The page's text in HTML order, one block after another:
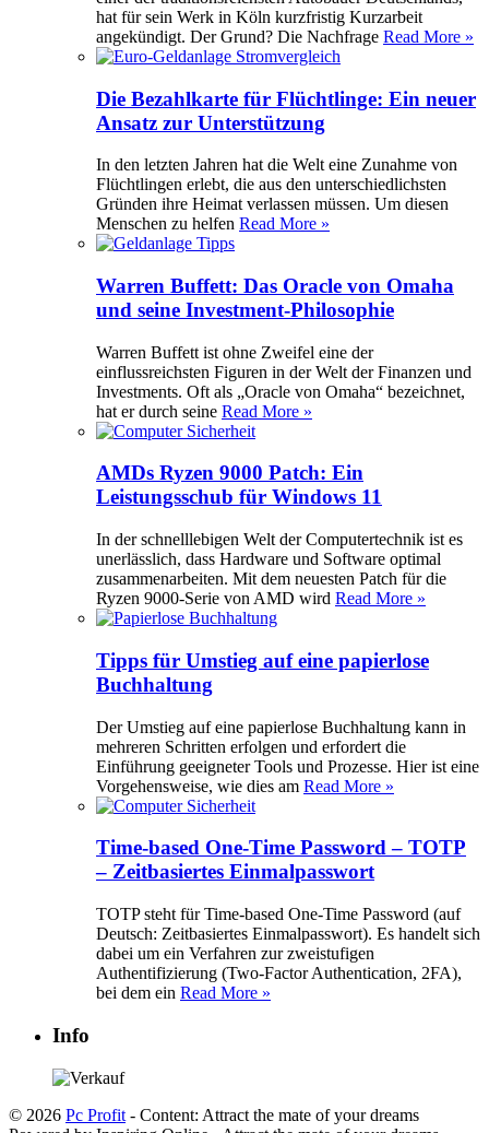
hat für sein Werk in Köln kurzfristig Kurzarbeit
angekündigt. Der Grund? Die Nachfrage Read More »
Die Bezahlkarte für Flüchtlinge: Ein neuer
Ansatz zur Unterstützung
In den letzten Jahren hat die Welt eine Zunahme von
Flüchtlingen erlebt, die aus den unterschiedlichsten
Gründen ihre Heimat verlassen müssen. Um diesen
Menschen zu helfen Read More »
Warren Buffett: Das Oracle von Omaha
und seine Investment-Philosophie
Warren Buffett ist ohne Zweifel eine der
einflussreichsten Figuren in der Welt der Finanzen und
Investments. Oft als „Oracle von Omaha“ bezeichnet,
hat er durch seine Read More »
AMDs Ryzen 9000 Patch: Ein
Leistungsschub für Windows 11
In der schnelllebigen Welt der Computertechnik ist es
unerlässlich, dass Hardware und Software optimal
zusammenarbeiten. Mit dem neuesten Patch für die
Ryzen 9000-Serie von AMD wird Read More »
Tipps für Umstieg auf eine papierlose
Buchhaltung
Der Umstieg auf eine papierlose Buchhaltung kann in
mehreren Schritten erfolgen und erfordert die
Einführung geeigneter Tools und Prozesse. Hier ist eine
Vorgehensweise, wie dies am Read More »
Time-based One-Time Password – TOTP
– Zeitbasiertes Einmalpasswort
TOTP steht für Time-based One-Time Password (auf
Deutsch: Zeitbasiertes Einmalpasswort). Es handelt sich
dabei um ein Verfahren zur zweistufigen
Authentifizierung (Two-Factor Authentication, 2FA),
bei dem ein Read More »
Info
© 2026 Pc Profit - Content: Attract the mate of your dreams